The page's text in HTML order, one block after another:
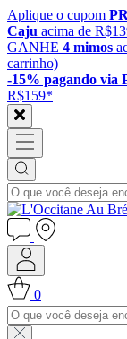
Aplique o cupom
Caju acima de
GANHE 4 mimos
carrinho)
-15% pagando via
R$159*
0